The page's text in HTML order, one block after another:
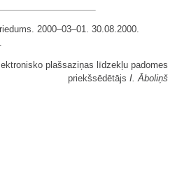
2000‒03‒01. 30.08.2000.
plašsaziņas līdzekļu padomes
priekšsēdētājs I. Āboliņš